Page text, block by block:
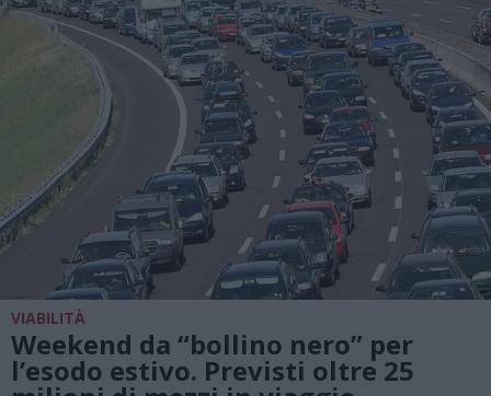
VIABILITÀ
Weekend da “bollino nero” per
l’esodo estivo. Previsti oltre 25